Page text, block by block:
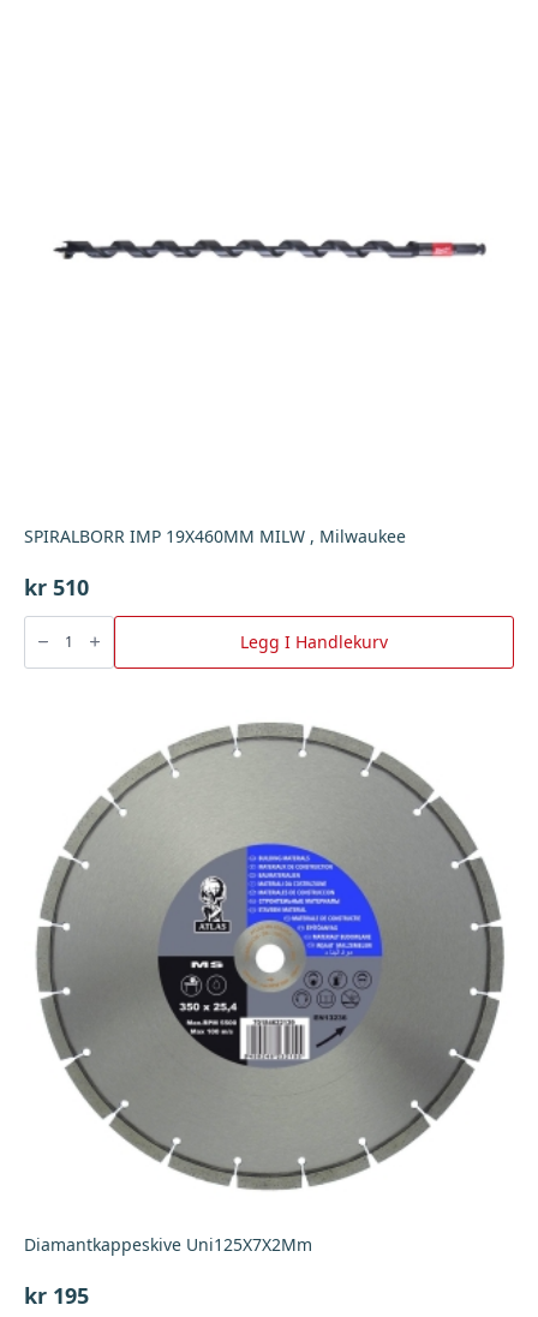
SPIRALBORR IMP 19X460MM MILW , Milwaukee
kr 510
SPIRALBORR
19X460MM
MILW
Legg I Handlekurv
Diamantkappeskive Uni125X7X2Mm
kr 195